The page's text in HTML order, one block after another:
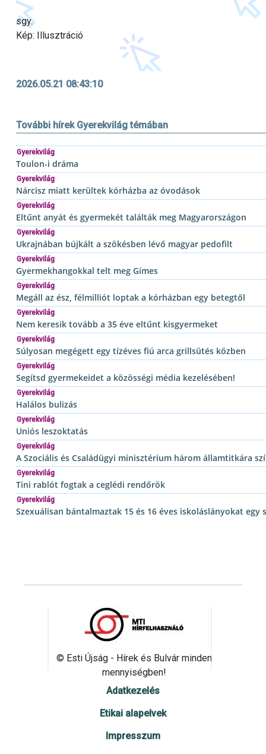
sgy.
Kép: Illusztráció
2026.05.21 08:43:10
További hírek Gyerekvilág témában
Gyerekvilág
Toulon-i dráma
Gyerekvilág
Nárcisz miatt kerültek kórházba az óvodások
Gyerekvilág
Eltűnt anyát és gyermekét találták meg Magyarországon
Gyerekvilág
Ukrajnában bújkált a szökésben lévő magyar pedofilt
Gyerekvilág
Gyermekhangokkal telt meg Gímes
Gyerekvilág
Megáll az ész, félmilliót loptak a kórházban egy betegtől
Gyerekvilág
Nem keresik tovább a 35 éve eltűnt kisgyermeket
Gyerekvilág
Súlyosan megégett egy tízéves fiú arca grillsütés közben
Gyerekvilág
Segítsd gyermekeidet a közösségi média kezelésében!
Gyerekvilág
Halálos bulizás
Gyerekvilág
Uniós leszoktatás
Gyerekvilág
A Szociális és Családügyi minisztérium három államtitkára
Gyerekvilág
Tini rablót fogtak a ceglédi rendőrök
Gyerekvilág
Szexuálisan bántalmaztak 15 és 16 éves iskoláslányokat
© Esti Újság - Hírek és Bulvár minden
mennyiségben!
Adatkezelés
Etikai alapelvek
Impresszum